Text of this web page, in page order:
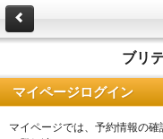
ブリ
マイページログイン
マイページでは、予約情報の確